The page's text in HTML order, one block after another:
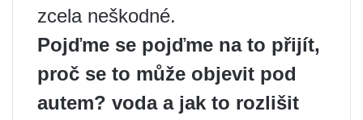
zcela neškodné.
Pojďme se pojďme na to přijít,
proč se to může objevit pod
autem? vodaa jak to rozlišit